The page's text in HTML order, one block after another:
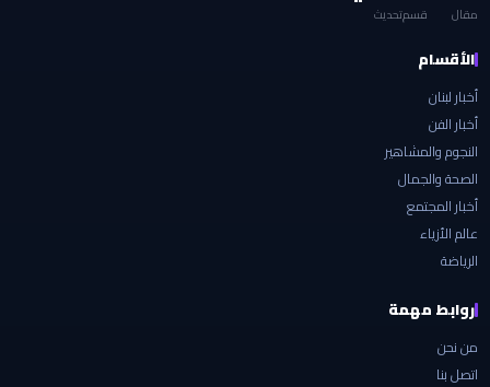
مقال قسمتحديث
الأقسام
أخبار لبنان
أخبار الفن
النجوم والمشاهير
الصحة والجمال
أخبار المجتمع
عالم الأزياء
الرياضة
روابط مهمة
من نحن
اتصل بنا